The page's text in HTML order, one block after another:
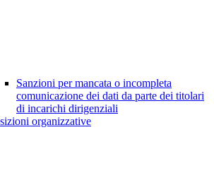
Sanzioni per mancata o incompleta
comunicazione dei dati da parte dei titolari
di incarichi dirigenziali
organizzative